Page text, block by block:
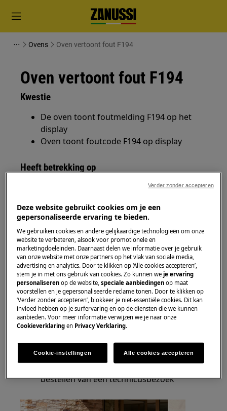
Ovens Oven vertoont fout F194
Oven vertoont fout F194
Kwestie
De oven toont foutmelding F194 op het
display
Oven toont foutcode F194 op display
Heeft betrekking op
Oplossing
F194 geeft een probleem aan met een
temperatuursensor
We raden u aan een bezoek te boeken
door een van onze speciaal opgeleide
servicemonteurs.
U kunt eenvoudig 24 uur per dag online
een servicebezoek boeken en de gewenste
bezoekdatum kiezen.
Vergeet niet om informatie te geven over
de foutcode die wordt weergegeven bij het
bestellen van een technicusbezoek
Deze website gebruikt cookies om je een
gepersonaliseerde ervaring te bieden.
We gebruiken cookies en andere gelijkaardige technologieën om onze
website te verbeteren, alsook voor promotionele en
marketingdoeleinden. Daarnaast delen we informatie over je gebruik
van onze website met onze partners op het vlak van sociale media,
advertising en analytics. Door te klikken op ‘Alle cookies accepteren’,
stem je in met ons gebruik van cookies. Zo kunnen weje ervaring
personaliseren op de website,speciale aanbiedingen op maat
voorstellen en je gepersonaliseerde reclame tonen. Door te klikken op
‘Verder zonder accepteren’, blokkeer je niet-essentiële cookies. Dit kan
invloed hebben op je surfervaring en op de diensten die we kunnen
aanbieden. Voor meer informatie verwijzen we je naar onze
Cookieverklaring en Privacy Verklaring.
Cookie-instellingen Alle cookies accepteren
Verder zonder accepteren